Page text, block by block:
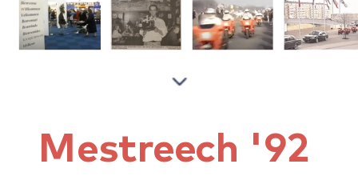
Mestreech '92